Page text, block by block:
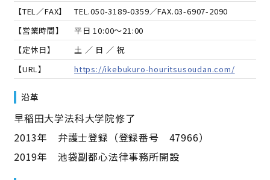
【TEL／FAX】
TEL.050-3189-0359／FAX.03-6907-2090
【営業時間】
平日 10:00～21:00
【定休日】
土 ／ 日 ／ 祝
【URL】
https://ikebukuro-houritsusoudan.com/
沿革
早稲田大学法科大学院修了
2013年 弁護士登録（登録番号 47966）
2019年 池袋副都心法律事務所開設